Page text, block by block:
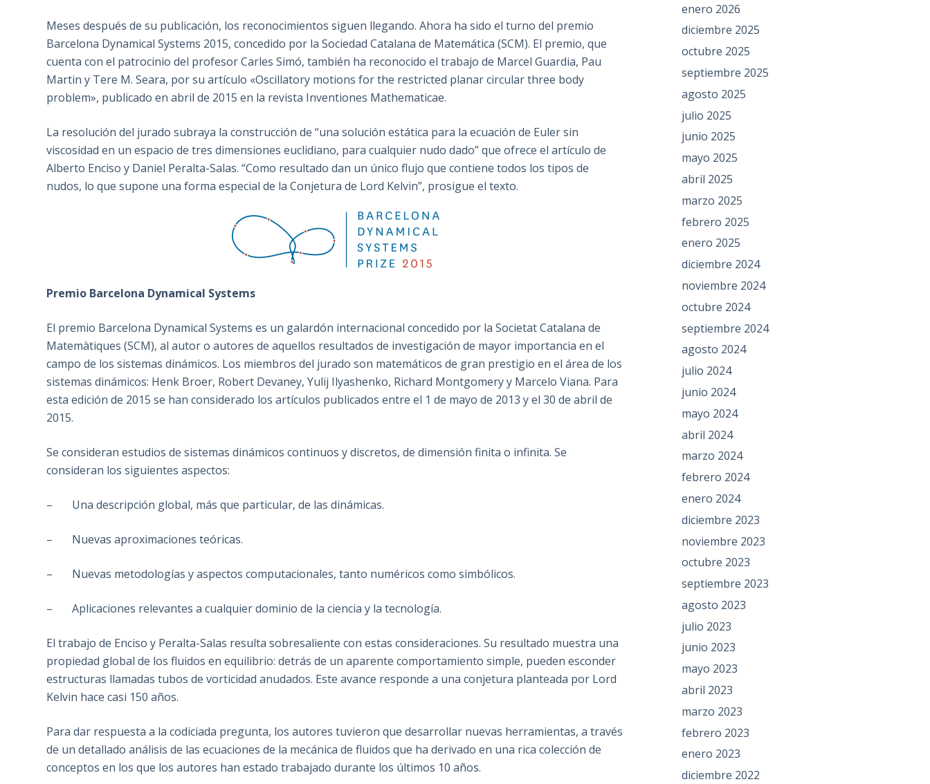
Meses después de su publicación, los reconocimientos siguen llegando. Ahora ha sido el turno del premio
Barcelona Dynamical Systems 2015, concedido por la Sociedad Catalana de Matemática (SCM). El premio, que
cuenta con el patrocinio del profesor Carles Simó, también ha reconocido el trabajo de Marcel Guardia, Pau
Martin y Tere M. Seara, por su artículo «Oscillatory motions for the restricted planar circular three body
problem», publicado en abril de 2015 en la revista Inventiones Mathematicae.
La resolución del jurado subraya la construcción de “una solución estática para la ecuación de Euler sin
viscosidad en un espacio de tres dimensiones euclidiano, para cualquier nudo dado” que ofrece el artículo de
Alberto Enciso y Daniel Peralta-Salas. “Como resultado dan un único flujo que contiene todos los tipos de
nudos, lo que supone una forma especial de la Conjetura de Lord Kelvin”, prosigue el texto.
Premio Barcelona Dynamical Systems
El premio Barcelona Dynamical Systems es un galardón internacional concedido por la Societat Catalana de
Matemàtiques (SCM), al autor o autores de aquellos resultados de investigación de mayor importancia en el
campo de los sistemas dinámicos. Los miembros del jurado son matemáticos de gran prestigio en el área de los
sistemas dinámicos: Henk Broer, Robert Devaney, Yulij Ilyashenko, Richard Montgomery y Marcelo Viana. Para
esta edición de 2015 se han considerado los artículos publicados entre el 1 de mayo de 2013 y el 30 de abril de
2015.
Se consideran estudios de sistemas dinámicos continuos y discretos, de dimensión finita o infinita. Se
consideran los siguientes aspectos:
– Una descripción global, más que particular, de las dinámicas.
– Nuevas aproximaciones teóricas.
– Nuevas metodologías y aspectos computacionales, tanto numéricos como simbólicos.
– Aplicaciones relevantes a cualquier dominio de la ciencia y la tecnología.
El trabajo de Enciso y Peralta-Salas resulta sobresaliente con estas consideraciones. Su resultado muestra una
propiedad global de los fluidos en equilibrio: detrás de un aparente comportamiento simple, pueden esconder
estructuras llamadas tubos de vorticidad anudados. Este avance responde a una conjetura planteada por Lord
Kelvin hace casi 150 años.
Para dar respuesta a la codiciada pregunta, los autores tuvieron que desarrollar nuevas herramientas, a través
de un detallado análisis de las ecuaciones de la mecánica de fluidos que ha derivado en una rica colección de
conceptos en los que los autores han estado trabajado durante los últimos 10 años.
enero 2026
diciembre 2025
octubre 2025
septiembre 2025
agosto 2025
julio 2025
junio 2025
mayo 2025
abril 2025
marzo 2025
febrero 2025
enero 2025
diciembre 2024
noviembre 2024
octubre 2024
septiembre 2024
agosto 2024
julio 2024
junio 2024
mayo 2024
abril 2024
marzo 2024
febrero 2024
enero 2024
diciembre 2023
noviembre 2023
octubre 2023
septiembre 2023
agosto 2023
julio 2023
junio 2023
mayo 2023
abril 2023
marzo 2023
febrero 2023
enero 2023
diciembre 2022